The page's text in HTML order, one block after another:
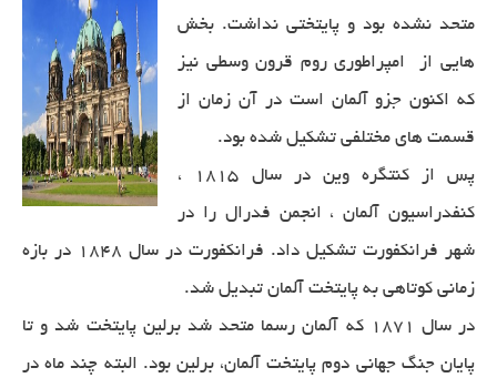
متحد نشده بود و پایتختی نداشت. بخش
هایی از امپراطوری روم قرون وسطی نیز
که اکنون جزو آلمان است در آن زمان از
قسمت های مختلفی تشکیل شده بود.
پس از کنتگره وین در سال 1815 ،
کنفدراسیون آلمان ، انجمن فدرال را در
شهر فرانکفورت تشکیل داد. فرانکفورت در سال 1848 در بازه
زمانی کوتاهی به پایتخت آلمان تبدیل شد.
در سال 1871 که آلمان رسما متحد شد برلین پایتخت شد و تا
پایان جنگ جهانی دوم پایتخت آلمان، برلین بود. البته چند ماه در